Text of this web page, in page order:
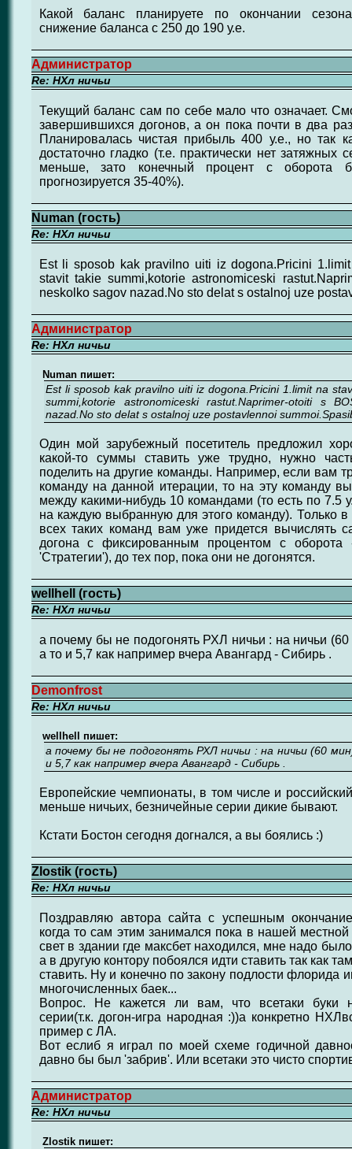
Какой баланс планируете по окончании
снижение баланса с 250 до 190 у.е.
Администратор
Re: НХл ничьи
Текущий баланс сам по себе мало что означает.
завершившихся догонов, а он пока почти в два
Планировалась чистая прибыль 400 у.е., но так
достаточно гладко (т.е. практически нет затяжных
меньше, зато конечный процент с оборота
прогнозируется 35-40%).
Numan (гость)
Re: НХл ничьи
Est li sposob kak pravilno uiti iz dogona.Pricini
stavit takie summi,kotorie astronomiceski
neskolko sagov nazad.No sto delat s ostalnoj uze
Администратор
Re: НХл ничьи
Numan пишет:
Est li sposob kak pravilno uiti iz dogona.Pricini 1.limit na
summi,kotorie astronomiceski rastut.Naprimer-otoiti s
nazad.No sto delat s ostalnoj uze postavlennoi
Один мой зарубежный посетитель предложил
какой-то суммы ставить уже трудно, нужно
поделить на другие команды. Например, если вам
команду на данной итерации, то на эту команду
между какими-нибудь 10 командами (то есть по 7.5
на каждую выбранную для этого команду). Только
всех таких команд вам уже придется вычислять
догона с фиксированным процентом с
'Стратегии'), до тех пор, пока они не догонятся.
wellhell (гость)
Re: НХл ничьи
а почему бы не подогонять РХЛ ничьи : на ничьи
а то и 5,7 как например вчера Авангард - Сибирь .
Demonfrost
Re: НХл ничьи
wellhell пишет:
а почему бы не подогонять РХЛ ничьи : на ничьи (60
и 5,7 как например вчера Авангард - Сибирь .
Европейские чемпионаты, в том числе и
меньше ничьих, безничейные серии дикие бывают.
Кстати Бостон сегодня догнался, а вы боялись :)
Zlostik (гость)
Re: НХл ничьи
Поздравляю автора сайта с успешным
когда то сам этим занимался пока в нашей
свет в здании где максбет находился, мне надо
а в другую контору побоялся идти ставить так как
ставить. Ну и конечно по закону подлости флорида
многочисленных баек...
Вопрос. Не кажется ли вам, что всетаки буки
серии(т.к. догон-игра народная :))а конкретно
пример с ЛА.
Вот еслиб я играл по моей схеме годичной
давно бы был 'забрив'. Или всетаки это чисто
Администратор
Re: НХл ничьи
Zlostik пишет: